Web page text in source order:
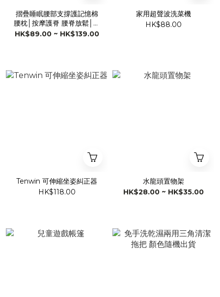
摺疊睡眠腰部支撐護記憶棉
腰枕│按摩護脊 腰脊放鬆│針
對腰痛 有力支撐
HK$89.00 ~ HK$139.00
家用超聲波洗菜機
HK$88.00
Tenwin 可伸縮坐姿糾正器
HK$118.00
水龍頭置物架
HK$28.00 ~ HK$35.00